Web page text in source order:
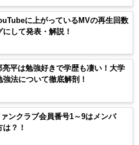
に上がっているMVの再生回数
して発表・解説！
平は勉強好きで学歴も凄い！大学
強法について徹底解剖！
ンクラブ会員番号1～9はメンバ
？！